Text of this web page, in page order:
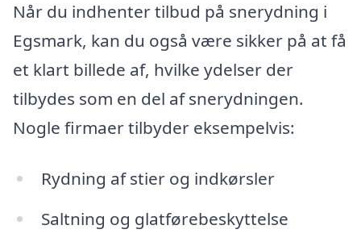
Når du indhenter tilbud på snerydning i
Egsmark, kan du også være sikker på at få
et klart billede af, hvilke ydelser der
tilbydes som en del af snerydningen.
Nogle firmaer tilbyder eksempelvis:
Rydning af stier og indkørsler
Saltning og glatførebeskyttelse